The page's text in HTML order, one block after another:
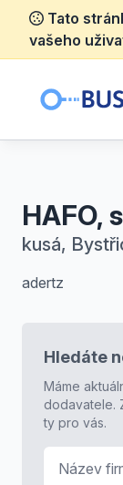
Tato
vašeho
HAFO,
kusá,
adertz
Hledáte
Máme
dodavatele.
ty pro vás.